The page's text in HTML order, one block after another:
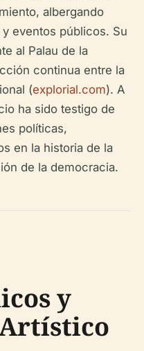
albergando
eventos públicos. Su
al Palau de la
continua entre la
(explorial.com). A
ha sido testigo de
políticas,
en la historia de la
de la democracia.
y